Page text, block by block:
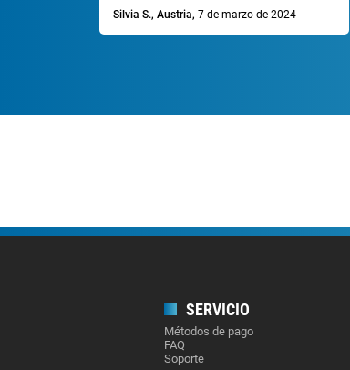
Silvia S., Austria, 7 de marzo de 2024
SERVICIO
Métodos de pago
FAQ
Soporte